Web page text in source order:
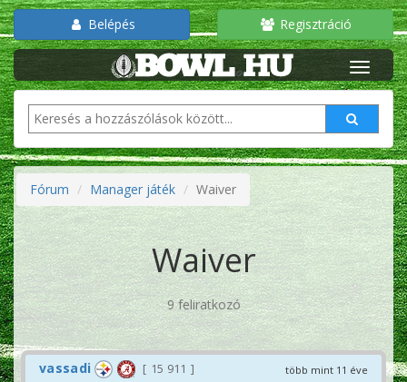
Belépés Regisztráció
Fórum Manager játék Waiver
Waiver
9 feliratkozó
több mint 11 éve
vassadi 15 911